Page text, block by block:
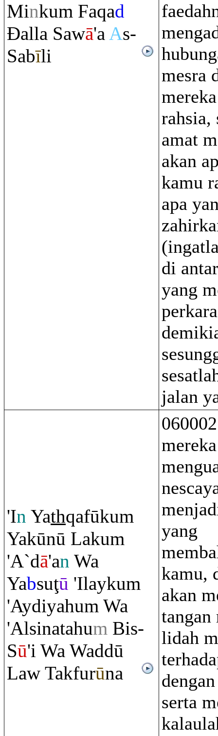
Minkum Faqad
Đalla Sawā'aAs-
Sabīli
mesra
rahsia,
amat
akan
kamu
apa
di
yang
jalan
'In Yathqafūkum
Yakūnū Lakum
'A`dā'an Wa
Yabsuţū 'Ilaykum
'Aydiyahum Wa
'Alsinatahum Bis-
Sū'i Wa Waddū
Law Takfurūna
yang
kamu,
akan
tangan
lidah
serta